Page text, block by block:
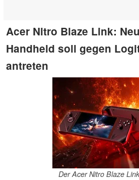
Acer Nitro Blaze Link:
Handheld soll gegen
antreten
Der Acer Nitro Blaze